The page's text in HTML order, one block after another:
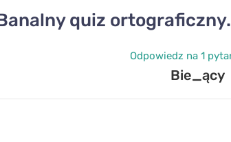
quiz
Odpowiedz na 1
Bie_ący